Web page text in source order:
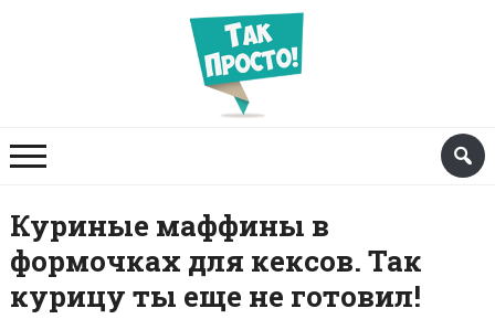
Куриные маффины в
формочках для кексов. Так
курицу ты еще не готовил!